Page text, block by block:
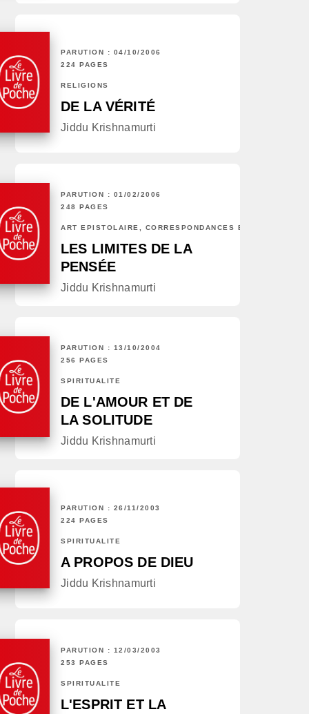
PARUTION : 04/10/2006
224 PAGES
RELIGIONS
DE LA VÉRITÉ
Jiddu Krishnamurti
PARUTION : 01/02/2006
248 PAGES
ART ÉPISTOLAIRE, CORRESPONDANCES ET CHRONIQUES
LES LIMITES DE LA
PENSÉE
Jiddu Krishnamurti
PARUTION : 13/10/2004
256 PAGES
SPIRITUALITÉ
DE L'AMOUR ET DE
LA SOLITUDE
Jiddu Krishnamurti
PARUTION : 26/11/2003
224 PAGES
SPIRITUALITÉ
A PROPOS DE DIEU
Jiddu Krishnamurti
PARUTION : 12/03/2003
253 PAGES
SPIRITUALITÉ
L'ESPRIT ET LA